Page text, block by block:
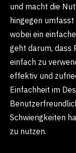
und macht die
hingegen
wobei ein
geht darum, dass
einfach zu
effektiv und
Einfachheit im
Schwierigkeiten
zu nutzen.